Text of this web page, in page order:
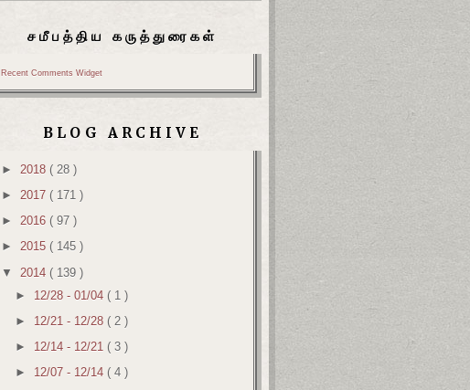
சமீபத்திய கருத்துரைகள்
Recent Comments Widget
BLOG ARCHIVE
► 2018 ( 28 )
► 2017 ( 171 )
► 2016 ( 97 )
► 2015 ( 145 )
▼ 2014 ( 139 )
► 12/28 - 01/04 ( 1 )
► 12/21 - 12/28 ( 2 )
► 12/14 - 12/21 ( 3 )
► 12/07 - 12/14 ( 4 )